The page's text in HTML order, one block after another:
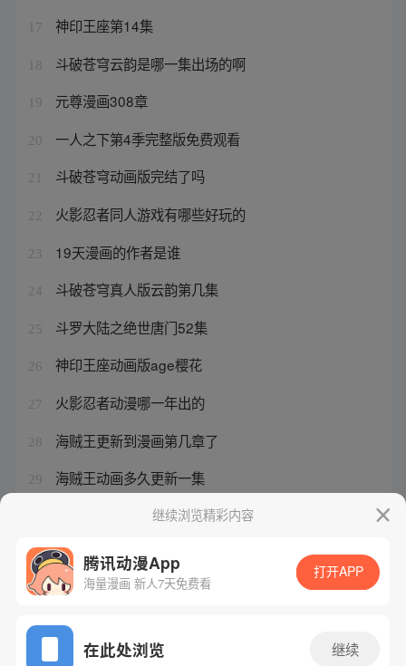
17 神印王座第14集
18 斗破苍穹云韵是哪一集出场的啊
19 元尊漫画308章
20 一人之下第4季完整版免费观看
21 斗破苍穹动画版完结了吗
22 火影忍者同人游戏有哪些好玩的
23 19天漫画的作者是谁
24 斗破苍穹真人版云韵第几集
25 斗罗大陆之绝世唐门52集
26 神印王座动画版age樱花
27 火影忍者动漫哪一年出的
28 海贼王更新到漫画第几章了
29 海贼王动画多久更新一集
海贼王动画上映时间继续浏览精彩内容
腾讯动漫App
海量漫画 新人7天免费看
打开APP
在此处浏览 继续
网站备案/许可证号：粤B2-20090059-5